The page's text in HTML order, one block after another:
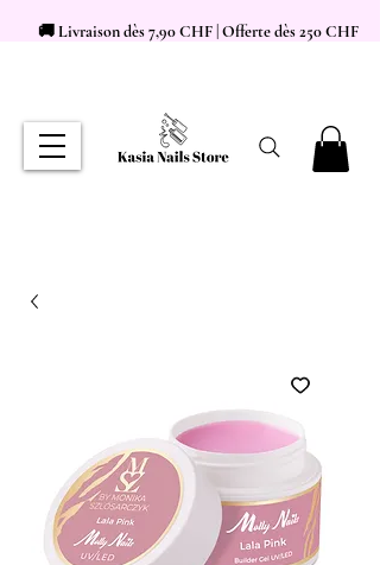
🚚 Livraison dès 7,90 CHF | Offerte dès 250 CHF